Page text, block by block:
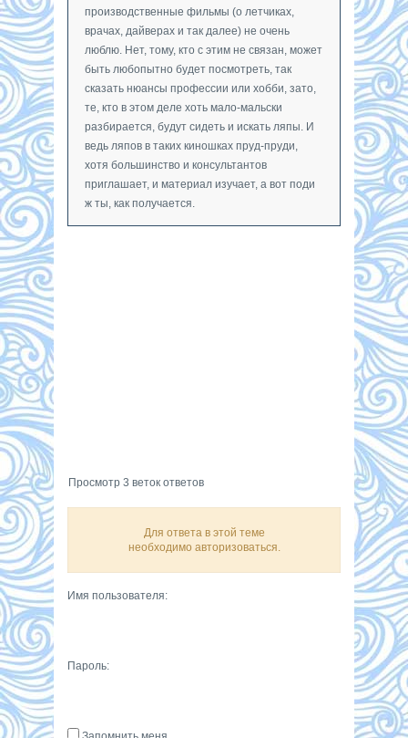
производственные фильмы (о летчиках,
врачах, дайверах и так далее) не очень
люблю. Нет, тому, кто с этим не связан, может
быть любопытно будет посмотреть, так
сказать нюансы профессии или хобби, зато,
те, кто в этом деле хоть мало-мальски
разбирается, будут сидеть и искать ляпы. И
ведь ляпов в таких киношках пруд-пруди,
хотя большинство и консультантов
приглашает, и материал изучает, а вот поди
ж ты, как получается.
Просмотр 3 веток ответов
Для ответа в этой теме
необходимо авторизоваться.
Имя пользователя:
Пароль: